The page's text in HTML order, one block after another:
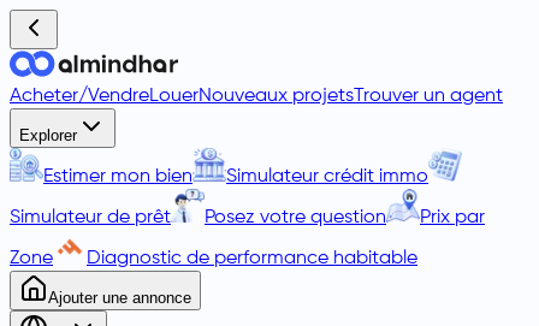
Acheter/VendreLouerNouveaux projets Trouver un agent
Explorer
Estimer mon bien Simulateur crédit immo
Simulateur de prêt Posez votre question Prix par
Zone Diagnostic de performance habitable
Ajouter une annonce